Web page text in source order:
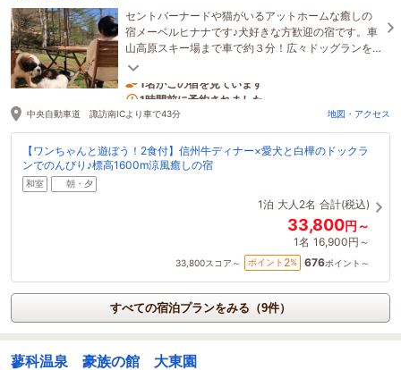
セントバーナードや猫がいるアットホームな癒しの
宿メーベルヒナナです♪犬好きな方歓迎の宿です。車
山高原スキー場まで車で約３分！広々ドッグランを
完備、お子様やワンちゃんとご一緒に楽しい思い出
1名がこの宿を見ています
中央自動車道 諏訪南ICより車で43分 地図・アクセス
【ワンちゃんと遊ぼう！2食付】信州牛ディナー×愛犬と白樺のドックラ
ンでのんびり♪標高1600m涼風癒しの宿
和室 朝・夕
1泊 大人2名 合計(税込)
33,800円～
1名 16,900円～
33,800スコア～ ポイント 2% 676ポイント～
すべての宿泊プランをみる（9件）
蓼科温泉 豪族の館 大東園